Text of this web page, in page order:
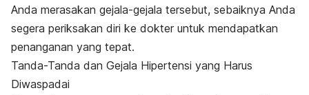
Anda merasakan gejala-gejala tersebut, sebaiknya Anda
segera periksakan diri ke dokter untuk mendapatkan
penanganan yang tepat.
Tanda-Tanda dan Gejala Hipertensi yang Harus
Diwaspadai